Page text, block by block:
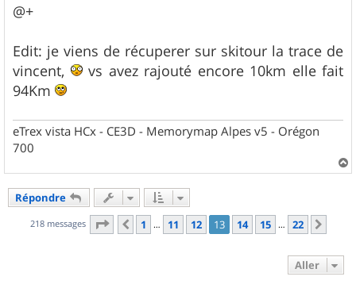
@+
Edit: je viens de récuperer sur skitour la trace de
vincent,
vs avez rajouté encore 10km elle fait
94Km
eTrex vista HCx - CE3D - Memorymap Alpes v5 - Orégon
700
a
Répondre
218 messages Page 13 sur22
Précédent
1 … 11 12 13 14 15 … 22
Aller